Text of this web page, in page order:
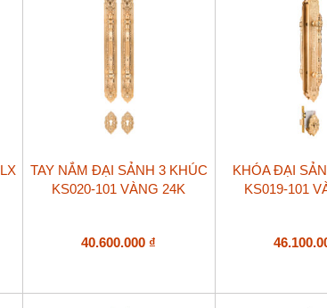
TAY NẮM ĐẠI SẢNH 3 KHÚC
KS020-101 VÀNG 24K
40.600.000 ₫
KHÓA ĐẠI
KS019-101